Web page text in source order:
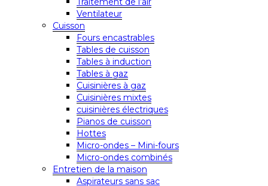
Ventilateur
Cuisson
Fours encastrables
Tables de cuisson
Tables à induction
Tables à gaz
Cuisinières à gaz
Cuisinières mixtes
cuisinières électriques
Pianos de cuisson
Hottes
Micro-ondes – Mini-fours
Micro-ondes combinés
Entretien de la maison
Aspirateurs sans sac